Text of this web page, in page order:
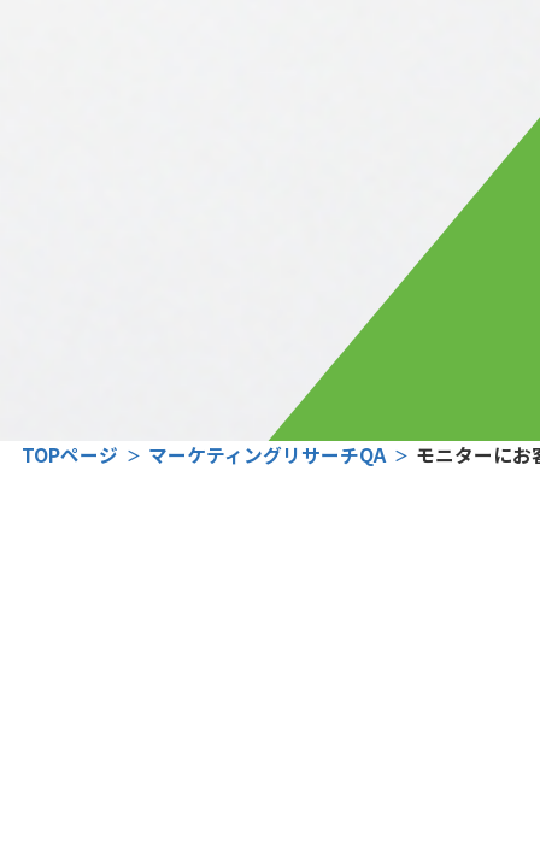
TOPページ マーケティングリサーチQA モニターにお